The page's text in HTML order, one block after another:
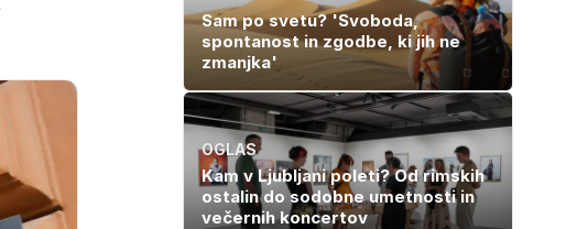
Sam po svetu? 'Svoboda,
spontanost in zgodbe, ki jih ne
zmanjka'
OGLAS
Kam v Ljubljani poleti? Od rimskih
ostalin do sodobne umetnosti in
večernih koncertov